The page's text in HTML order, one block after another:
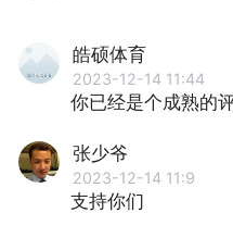
皓硕体育
2023-12-14 11:44
你已经是个成熟的
张少爷
2023-12-14 11:9
支持你们